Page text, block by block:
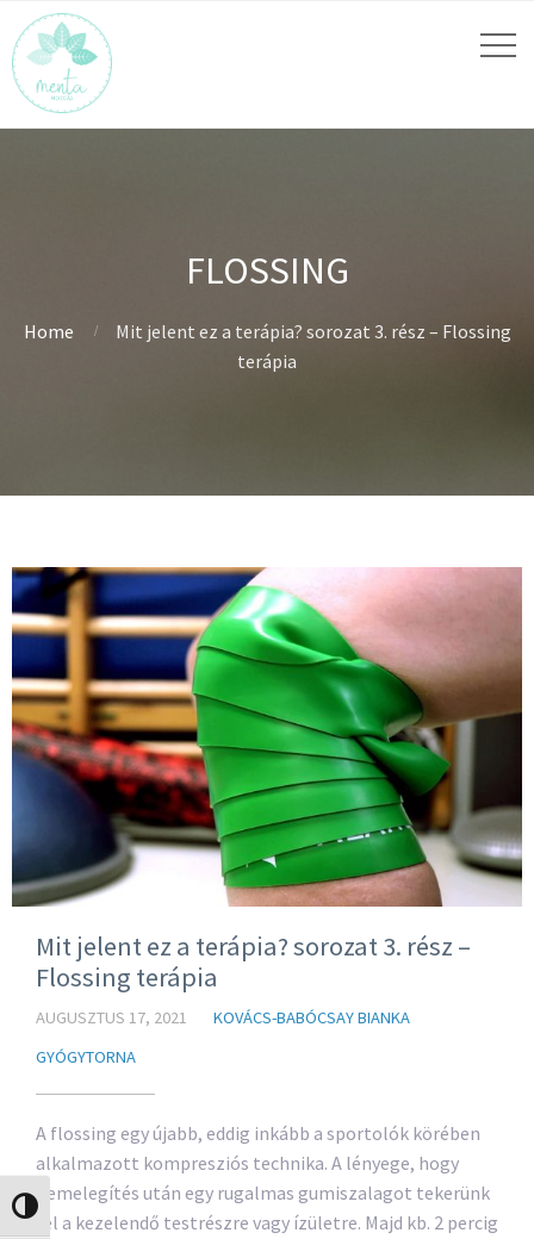
Nagy kontraszt váltása
FLOSSING
Home
Mit jelent ez a terápia? sorozat 3. rész – Flossing
terápia
Mit jelent ez a terápia? sorozat 3. rész –
Flossing terápia
AUGUSZTUS 17, 2021
KOVÁCS-BABÓCSAY BIANKA
GYÓGYTORNA
A flossing egy újabb, eddig inkább a sportolók körében
alkalmazott kompresziós technika. A lényege, hogy
bemelegítés után egy rugalmas gumiszalagot tekerünk
fel a kezelendő testrészre vagy ízületre. Majd kb. 2 percig